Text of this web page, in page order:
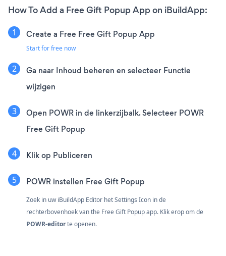
How To Add a Free Gift Popup App on iBuildApp:
Create a Free Free Gift Popup App
Start for free now
Ga naar Inhoud beheren en selecteer Functie
wijzigen
Open POWR in de linkerzijbalk. Selecteer POWR
Free Gift Popup
Klik op Publiceren
POWR instellen Free Gift Popup
Zoek in uw iBuildApp Editor het Settings Icon in de
rechterbovenhoek van the Free Gift Popup app. Klik erop om de
POWR-editorte openen.